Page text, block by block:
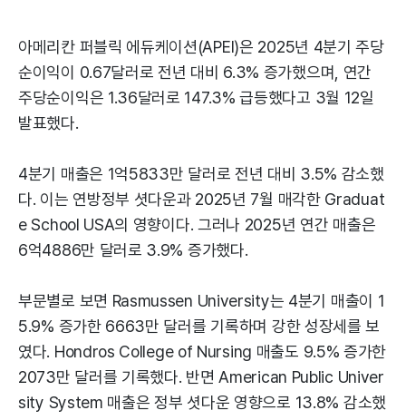
아메리칸 퍼블릭 에듀케이션(APEI)은 2025년 4분기 주당
순이익이 0.67달러로 전년 대비 6.3% 증가했으며, 연간
주당순이익은 1.36달러로 147.3% 급등했다고 3월 12일
발표했다.
4분기 매출은 1억5833만 달러로 전년 대비 3.5% 감소했
다. 이는 연방정부 셧다운과 2025년 7월 매각한 Graduat
e School USA의 영향이다. 그러나 2025년 연간 매출은
6억4886만 달러로 3.9% 증가했다.
부문별로 보면 Rasmussen University는 4분기 매출이 1
5.9% 증가한 6663만 달러를 기록하며 강한 성장세를 보
였다. Hondros College of Nursing 매출도 9.5% 증가한
2073만 달러를 기록했다. 반면 American Public Univer
sity System 매출은 정부 셧다운 영향으로 13.8% 감소했